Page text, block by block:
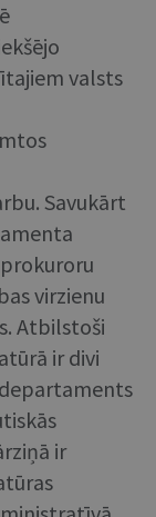
valsts
Savukārt
virzienu
Atbilstoši
ir divi
ir